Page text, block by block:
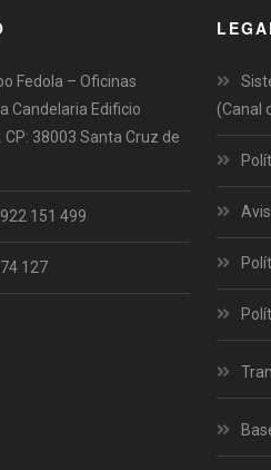
Fedola – Oficinas
Candelaria Edificio
CP: 38003 Santa Cruz de
151 499
127
(Canal